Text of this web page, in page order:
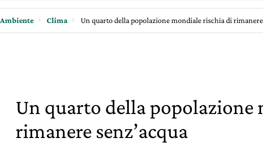
Ambiente Clima Un quarto della popolazione mondiale rischia di rimanere
Un quarto della popolazione
rimanere senz’acqua